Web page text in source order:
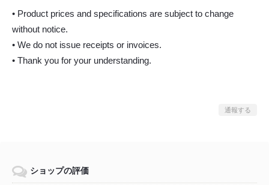
• Product prices and specifications are subject to change
without notice.
• We do not issue receipts or invoices.
• Thank you for your understanding.
通報する
ショップの評価